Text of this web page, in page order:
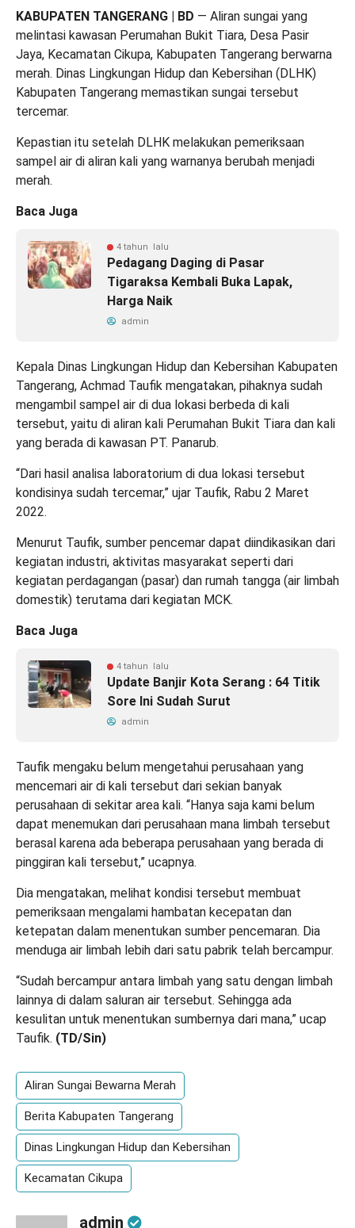
KABUPATEN TANGERANG | BD — Aliran sungai yang
melintasi kawasan Perumahan Bukit Tiara, Desa Pasir
Jaya, Kecamatan Cikupa, Kabupaten Tangerang berwarna
merah. Dinas Lingkungan Hidup dan Kebersihan (DLHK)
Kabupaten Tangerang memastikan sungai tersebut
tercemar.
Kepastian itu setelah DLHK melakukan pemeriksaan
sampel air di aliran kali yang warnanya berubah menjadi
merah.
Baca Juga
4 tahun lalu
Pedagang Daging di Pasar
Tigaraksa Kembali Buka Lapak,
Harga Naik
admin
Kepala Dinas Lingkungan Hidup dan Kebersihan Kabupaten
Tangerang, Achmad Taufik mengatakan, pihaknya sudah
mengambil sampel air di dua lokasi berbeda di kali
tersebut, yaitu di aliran kali Perumahan Bukit Tiara dan kali
yang berada di kawasan PT. Panarub.
“Dari hasil analisa laboratorium di dua lokasi tersebut
kondisinya sudah tercemar,” ujar Taufik, Rabu 2 Maret
2022.
Menurut Taufik, sumber pencemar dapat diindikasikan dari
kegiatan industri, aktivitas masyarakat seperti dari
kegiatan perdagangan (pasar) dan rumah tangga (air limbah
domestik) terutama dari kegiatan MCK.
Baca Juga
4 tahun lalu
Update Banjir Kota Serang : 64 Titik
Sore Ini Sudah Surut
admin
Taufik mengaku belum mengetahui perusahaan yang
mencemari air di kali tersebut dari sekian banyak
perusahaan di sekitar area kali. “Hanya saja kami belum
dapat menemukan dari perusahaan mana limbah tersebut
berasal karena ada beberapa perusahaan yang berada di
pinggiran kali tersebut,” ucapnya.
Dia mengatakan, melihat kondisi tersebut membuat
pemeriksaan mengalami hambatan kecepatan dan
ketepatan dalam menentukan sumber pencemaran. Dia
menduga air limbah lebih dari satu pabrik telah bercampur.
“Sudah bercampur antara limbah yang satu dengan limbah
lainnya di dalam saluran air tersebut. Sehingga ada
kesulitan untuk menentukan sumbernya dari mana,” ucap
Taufik. (TD/Sin)
Aliran Sungai Bewarna Merah
Berita Kabupaten Tangerang
Dinas Lingkungan Hidup dan Kebersihan
Kecamatan Cikupa
admin